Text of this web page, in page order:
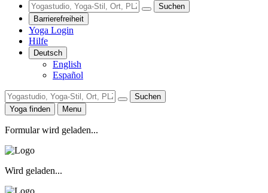
Suchen
Barrierefreiheit
Yoga Login
Hilfe
Deutsch
English
Español
Suchen
Yoga finden
Menu
Formular wird geladen...
Wird geladen...